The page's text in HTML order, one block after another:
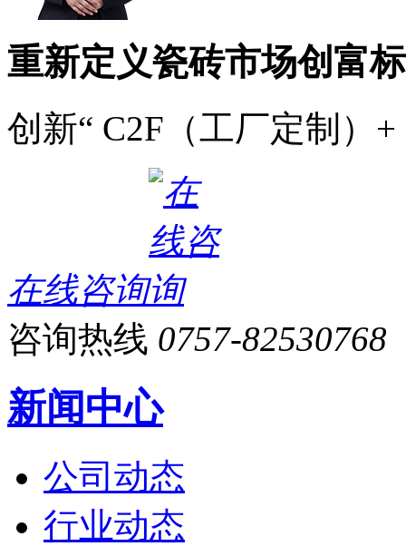
重新定义瓷砖市场创富
创新“ C2F（工厂定制）
在线咨询
咨询热线 0757-82530768
新闻中心
公司动态
行业动态